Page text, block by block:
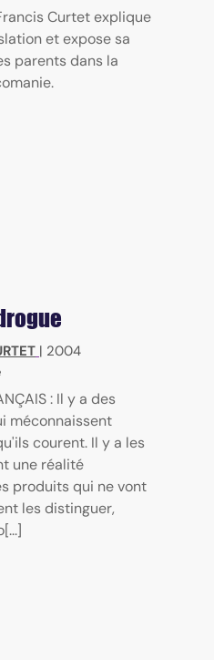
Curtet explique
et expose sa
parents dans la
| 2004
: Il y a des
méconnaissent
courent. Il y a les
une réalité
produits qui ne vont
les distinguer,